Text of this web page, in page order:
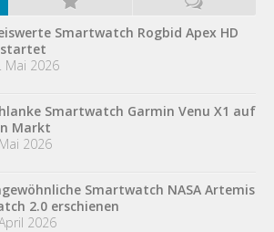
Smartwatch Rogbid Apex HD
Mai 2026
Smartwatch Garmin Venu X1 auf
Markt
2026
Smartwatch NASA Artemis
2.0 erschienen
2026